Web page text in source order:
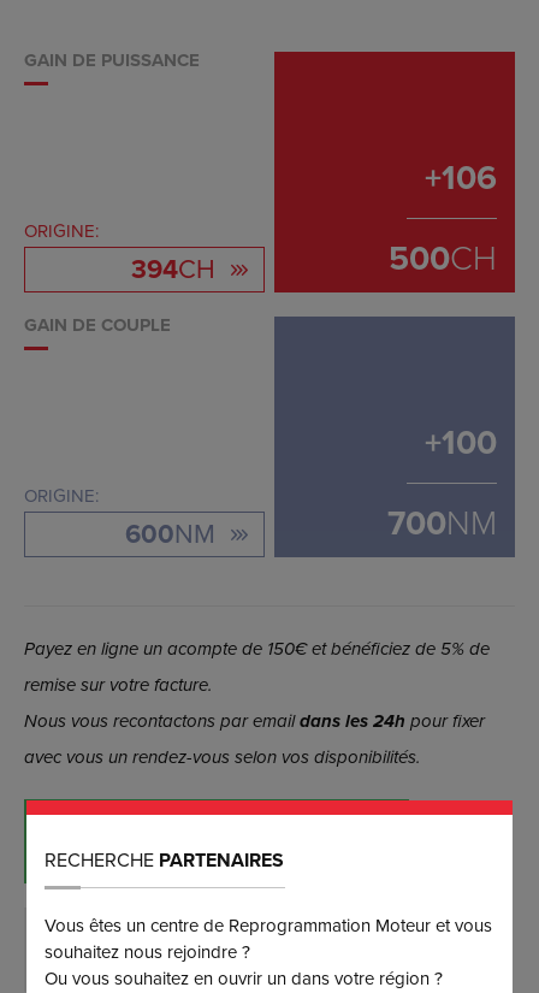
GAIN DE PUISSANCE
ORIGINE:
394CH
+106
500CH
GAIN DE COUPLE
ORIGINE:
600NM
+100
700NM
Payez en ligne un acompte de 150€ et bénéficiez de 5% de
remise sur votre facture.
Nous vous recontactons par emaildans les 24h pour fixer
avec vous un rendez-vous selon vos disponibilités.
(et bénéficiez d’une remise de 5%)
DEMANDER PLUS D’INFORMATIONS
RECHERCHE PARTENAIRES
Vous êtes un centre de Reprogrammation Moteur et vous
souhaitez nous rejoindre ?
Ou vous souhaitez en ouvrir un dans votre région ?